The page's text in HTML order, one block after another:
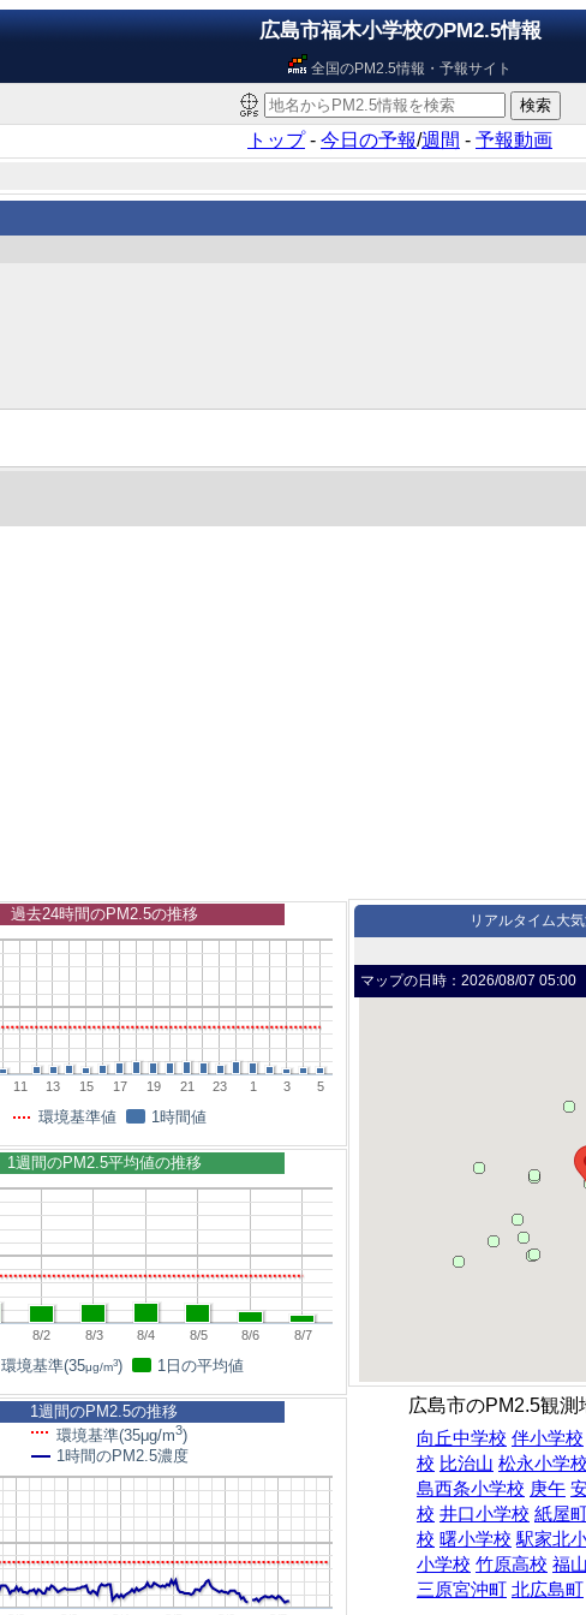
広島市福木小学校のPM2.5情報
全国のPM2.5情報・予報サイト
トップ- 今日の予報/週間 - 予報動画
11 13 15 17 19 21 23 1 3 5
過去24時間のPM2.5の推移
環境基準値 1時間値
8/2 8/3 8/4 8/5 8/6 8/7
1週間のPM2.5平均値の推移
環境基準(35μg/m3) 1日の平均値
1週間のPM2.5の推移
環境基準(35μg/m3)
1時間のPM2.5濃度
リアルタイム大
マップの日時： 2026/08/07 05:00
広島市のPM2.5観測
向丘中学校 伴小学校
校 比治山 松永小学校
島西条小学校 庚午
校 井口小学校 紙屋
校 曙小学校 駅家北
小学校 竹原高校 福
三原宮沖町 北広島町